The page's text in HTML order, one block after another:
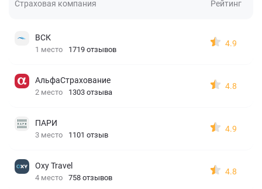
Страховая компания Рейтинг
ВСК
1 место 1719 отзывов
4.9
АльфаСтрахование
2 место 1303 отзыва
4.8
ПАРИ
3 место 1101 отзыв
4.9
Oxy Travel
4 место 758 отзывов
4.8